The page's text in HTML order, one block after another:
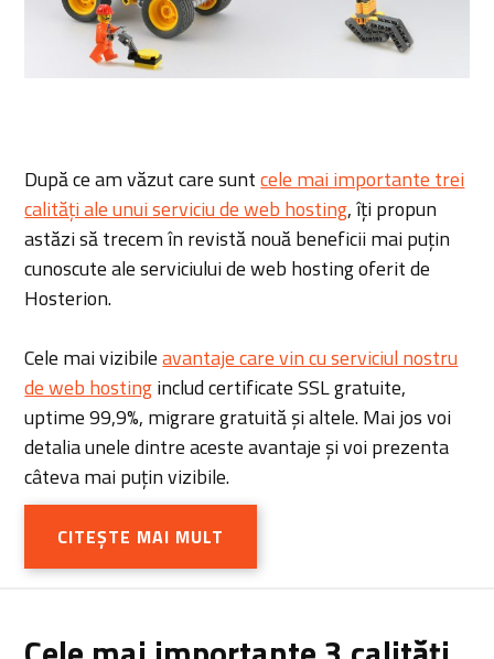
După ce am văzut care suntcele mai importante trei
calități ale unui serviciu de web hosting, îți propun
astăzi să trecem în revistă nouă beneficii mai puțin
cunoscute ale serviciului de web hosting oferit de
Hosterion.
Cele mai vizibileavantaje care vin cu serviciul nostru
de web hostinginclud certificate SSL gratuite,
uptime 99,9%, migrare gratuită și altele. Mai jos voi
detalia unele dintre aceste avantaje și voi prezenta
câteva mai puțin vizibile.
CITEȘTE MAI MULT